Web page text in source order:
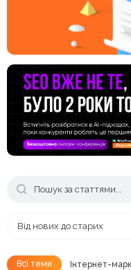
Від нових до старих
Всі теми Інтернет-